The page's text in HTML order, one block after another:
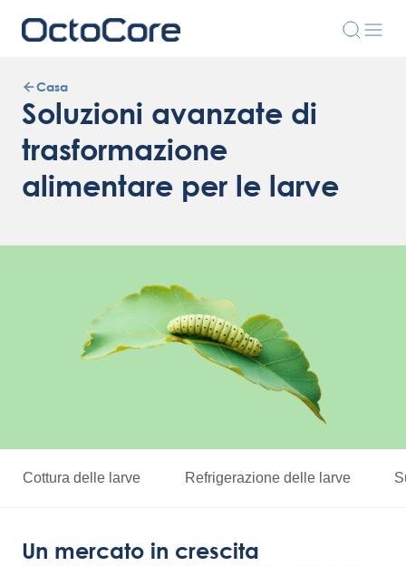
Casa
Soluzioni avanzate di
trasformazione
alimentare per le larve
Cottura delle larve Refrigerazione delle larve
Un mercato in crescita